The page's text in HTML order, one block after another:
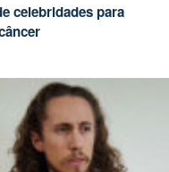
celebridades para